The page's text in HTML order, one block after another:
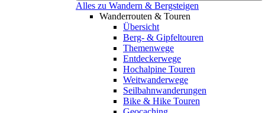
Alles zu Wandern & Bergsteigen
Wanderrouten & Touren
Übersicht
Berg- & Gipfeltouren
Themenwege
Entdeckerwege
Hochalpine Touren
Weitwanderwege
Seilbahnwanderungen
Bike & Hike Touren